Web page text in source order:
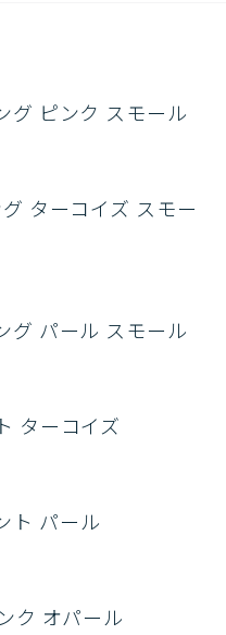
グ ピンク スモール
ターコイズ スモー
グ パール スモール
ターコイズ
ト パール
ク オパール